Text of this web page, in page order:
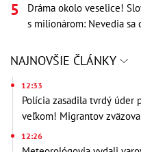
Dráma okolo veselice!
s milionárom: Nevedia sa
NAJNOVŠIE ČLÁNKY
12:33
Polícia zasadila tvrdý úder
veľkom! Migrantov
12:26